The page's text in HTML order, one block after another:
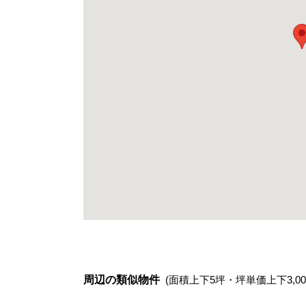
周辺の類似物件 (面積上下5坪・坪単価上下